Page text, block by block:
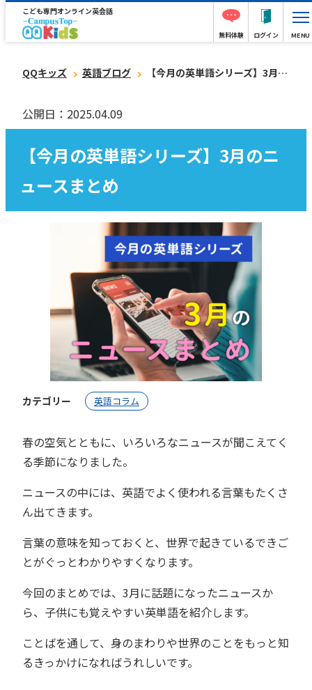
こども専門オンライン英会話
無料体験 ログイン MENU
QQキッズ 英語ブログ 【今月の英単語シリーズ】3月のニュースまとめ
公開日：2025.04.09
【今月の英単語シリーズ】3月のニ
ュースまとめ
カテゴリー 英語コラム
春の空気とともに、いろいろなニュースが聞こえてく
る季節になりました。
ニュースの中には、英語でよく使われる言葉もたくさ
ん出てきます。
言葉の意味を知っておくと、世界で起きているできご
とがぐっとわかりやすくなります。
今回のまとめでは、3月に話題になったニュースか
ら、子供にも覚えやすい英単語を紹介します。
ことばを通して、身のまわりや世界のことをもっと知
るきっかけになればうれしいです。